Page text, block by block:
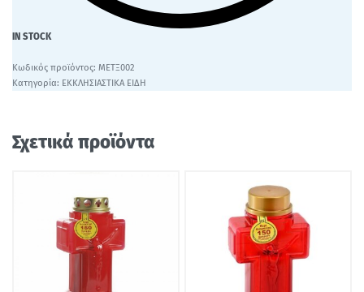
IN STOCK
ΜΕΤΞ002
Κατηγορία: ΕΚΚΛΗΣΙΑΣΤΙΚΑ ΕΙΔΗ
Σχετικά προϊόντα